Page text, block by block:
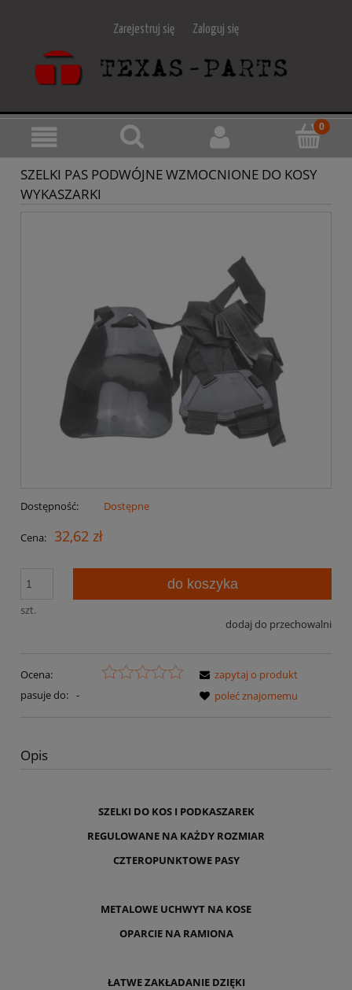
Zarejestruj się Zaloguj się
SZELKI PAS PODWÓJNE WZMOCNIONE DO KOSY
WYKASZARKI
Dostępność: Dostępne
Cena: 32,62 zł
szt.
do koszyka
dodaj do przechowalni
Ocena:
pasuje do: -
zapytaj o produkt
poleć znajomemu
Opis
SZELKI DO KOS I PODKASZAREK
REGULOWANE NA KAŻDY ROZMIAR
CZTEROPUNKTOWE PASY
METALOWE UCHWYT NA KOSE
OPARCIE NA RAMIONA
ŁATWE ZAKŁADANIE DZIĘKI